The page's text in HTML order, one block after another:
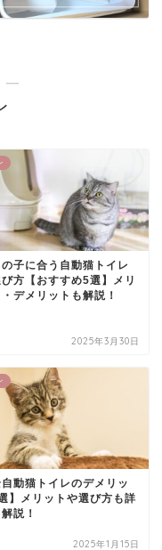
―
の子に合う自動猫トイレ
方【おすすめ5選】メリ
・デメリットも解説！
2025年3月30日
自動猫トイレのデメリッ
】メリットや選び方も詳
説！
2025年1月15日